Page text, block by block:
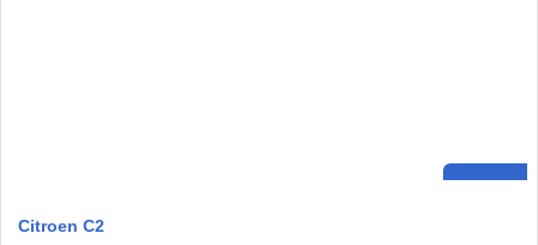
Citroen C2